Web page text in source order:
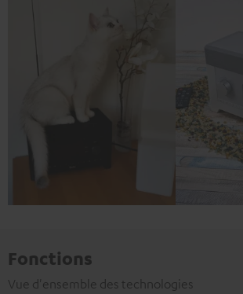
Fonctions
Vue d'ensemble des technologies